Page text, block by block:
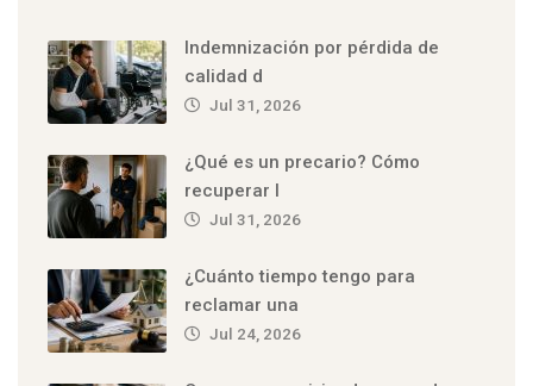
Indemnización por pérdida de
calidad d
Jul 31, 2026
¿Qué es un precario? Cómo
recuperar l
Jul 31, 2026
¿Cuánto tiempo tengo para
reclamar una
Jul 24, 2026